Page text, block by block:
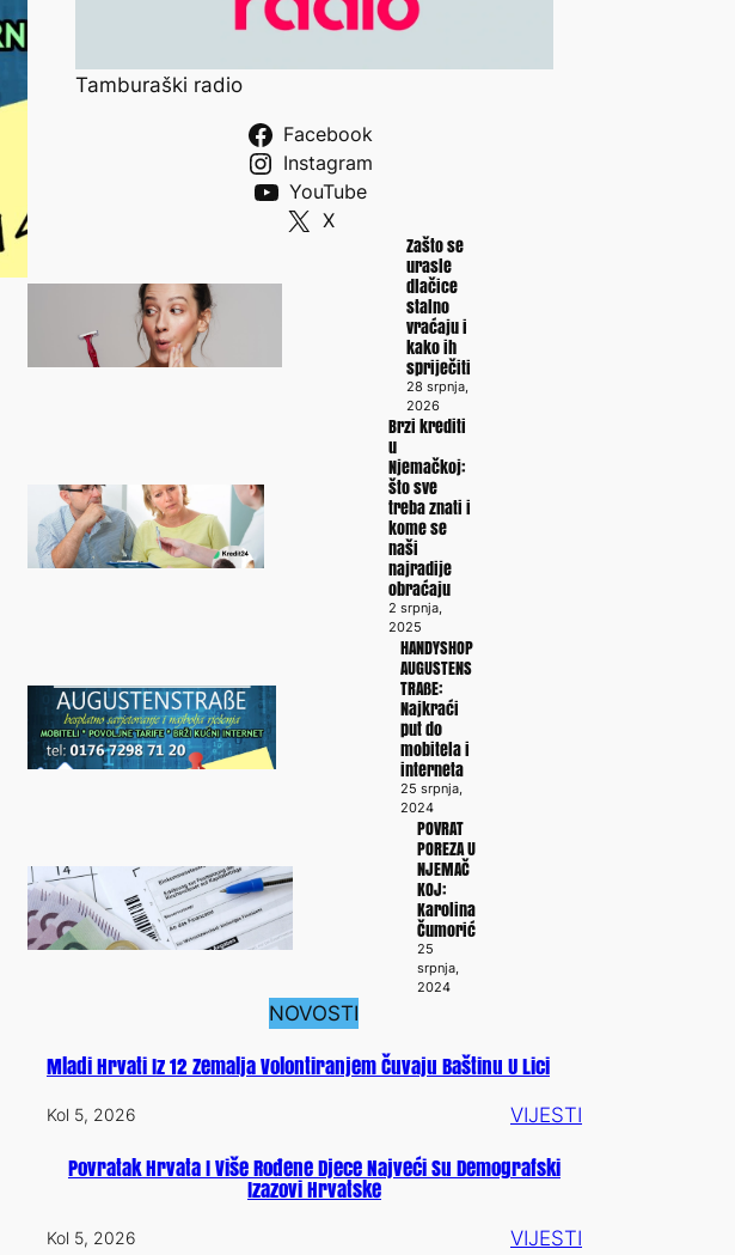
Tamburaški radio
Facebook
Instagram
YouTube
X
Zašto se
urasle
dlačice
stalno
vraćaju i
kako ih
spriječiti
28 srpnja,
2026
Brzi krediti
u
Njemačkoj:
što sve
treba znati i
kome se
naši
najradije
obraćaju
2 srpnja,
2025
HANDYSHOP
AUGUSTENS
TRAßE:
Najkraći
put do
mobitela i
interneta
25 srpnja,
2024
POVRAT
POREZA U
NJEMAČ
KOJ:
Karolina
Čumorić
25
srpnja,
2024
NOVOSTI
Mladi Hrvati Iz 12 Zemalja Volontiranjem Čuvaju Baštinu U Lici
Kol 5, 2026 VIJESTI
Povratak Hrvata I Više Rođene Djece Najveći Su Demografski
Izazovi Hrvatske
Kol 5, 2026 VIJESTI